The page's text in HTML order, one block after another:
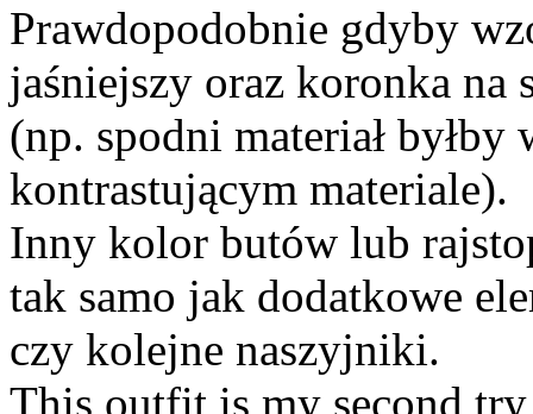
Prawdopodobnie gdyby
jaśniejszy oraz koronka na
(np. spodni materiał
kontrastującym materiale).
Inny kolor butów lub
tak samo jak dodatkowe
czy kolejne naszyjniki.
This outfit is my second